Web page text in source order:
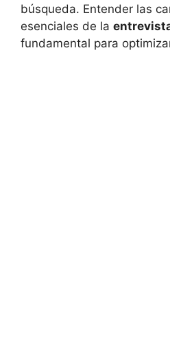
‌búsqueda. Entender ‌las
esenciales de la
fundamental para